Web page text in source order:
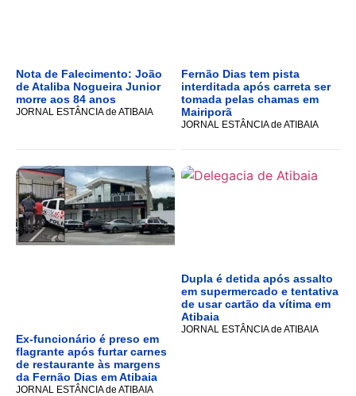
Nota de Falecimento: João
de Ataliba Nogueira Junior
morre aos 84 anos
JORNAL ESTÂNCIA de ATIBAIA
Fernão Dias tem pista
interditada após carreta ser
tomada pelas chamas em
Mairiporã
JORNAL ESTÂNCIA de ATIBAIA
Ex-funcionário é preso em
flagrante após furtar carnes
de restaurante às margens
da Fernão Dias em Atibaia
JORNAL ESTÂNCIA de ATIBAIA
Dupla é detida após assalto
em supermercado e tentativa
de usar cartão da vítima em
Atibaia
JORNAL ESTÂNCIA de ATIBAIA